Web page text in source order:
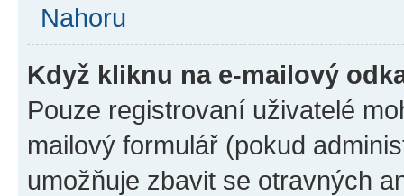
Nahoru
Když kliknu na e-mailový
Pouze registrovaní uživatelé
mailový formulář (pokud
umožňuje zbavit se otravných